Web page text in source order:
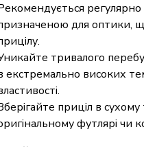
для оптики,
тривалого
екстремально високих
приціл в
футлярі чи